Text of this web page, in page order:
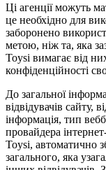
Ці агенції можуть
це необхідно для
заборонено
метою, ніж та, яка
Toysi вимагає від
конфіденційності
До загальної
відвідувачів сайту,
інформація, тип
провайдера
Toysi, автоматично
загального, яка